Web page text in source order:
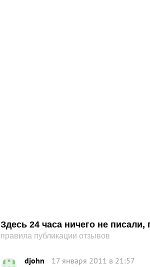
Здесь 24 часа ничего не
правила публикации отзывов
djohn 17 января 2011 в 21:57